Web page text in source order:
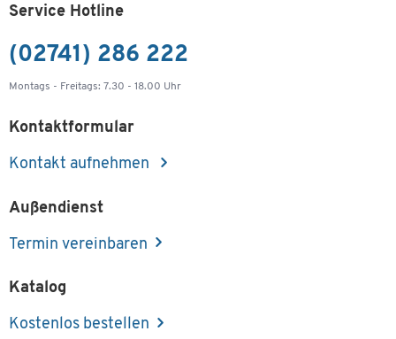
Service Hotline
(02741) 286 222
Montags - Freitags: 7.30 - 18.00 Uhr
Kontaktformular
Kontakt aufnehmen
Außendienst
Termin vereinbaren
Katalog
Kostenlos bestellen